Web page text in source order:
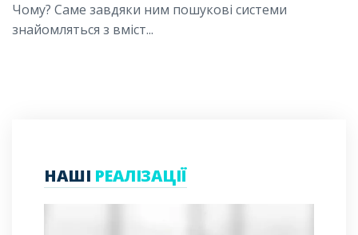
Чому? Саме завдяки ним пошукові системи
знайомляться з вміст...
НАШІ РЕАЛІЗАЦІЇ